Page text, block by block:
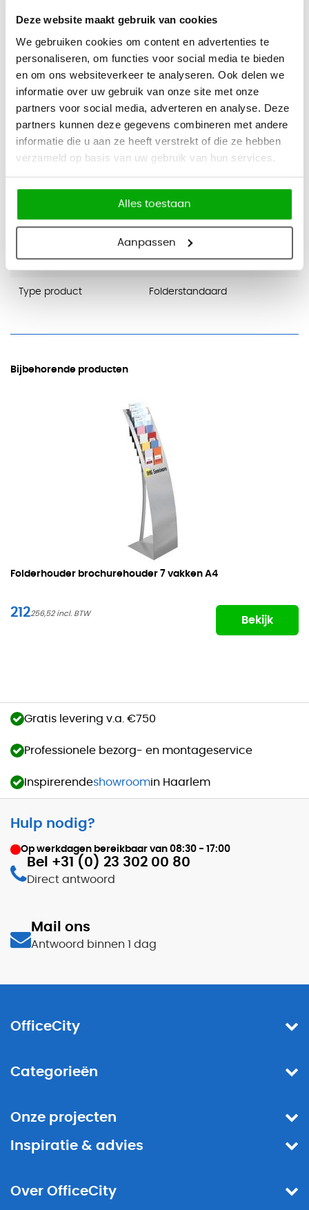
Deze website maakt gebruik van cookies
We gebruiken cookies om content en advertenties te
personaliseren, om functies voor social media te bieden
en om ons websiteverkeer te analyseren. Ook delen we
informatie over uw gebruik van onze site met onze
partners voor social media, adverteren en analyse. Deze
partners kunnen deze gegevens combineren met andere
informatie die u aan ze heeft verstrekt of die ze hebben
verzameld op basis van uw gebruik van hun services.
Alles toestaan
Aanpassen
- Staande folderstandaard met standaard 4 bakken om A4
documenten in op te bergen. De bakken zijn ook te verdelen
in twee compartimenten door middel van een bakverdeler,
zodat u gemakkelijk folders kwijt kunt. Strak, elegant design.
- Per kant zijn er maximaal 6 vakken te bevestigen.
- Optioneel met lampje verkrijgbaar en een bordje om uw
A4 document in te plaatsen. Als voorbeeld is hier een
nieuws document in geplaatst.
* Op aanvraag kunnen wij deze producten verzenden met
sneltransport (48 uurs levering)
Specificaties
Merk OfficeCity
Type product Folderstandaard
Bijbehorende producten
Folderhouder brochurehouder 7 vakken A4
212256,52
Bekijk
Gratis levering v.a. €750
Professionele bezorg- en montageservice
Inspirerendeshowroomin Haarlem
Hulp nodig?
Op werkdagen bereikbaar van 08:30 - 17:00
Bel +31 (0) 23 302 00 80
Direct antwoord
Mail ons
Antwoord binnen 1 dag
OfficeCity
Categorieën
Onze projecten
Inspiratie & advies
Over OfficeCity